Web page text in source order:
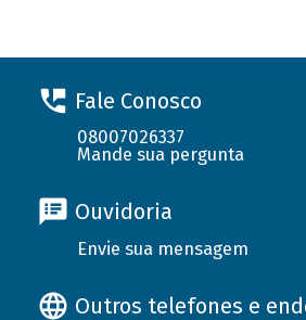
Fale Conosco
08007026337
Mande sua pergunta
Ouvidoria
Envie sua mensagem
Outros telefones e